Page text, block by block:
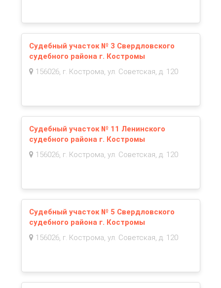
Судебный участок № 3 Свердловского
судебного района г. Костромы
156026, г. Кострома, ул. Советская, д. 120
Судебный участок № 11 Ленинского
судебного района г. Костромы
156026, г. Кострома, ул. Советская, д. 120
Судебный участок № 5 Свердловского
судебного района г. Костромы
156026, г. Кострома, ул. Советская, д. 120